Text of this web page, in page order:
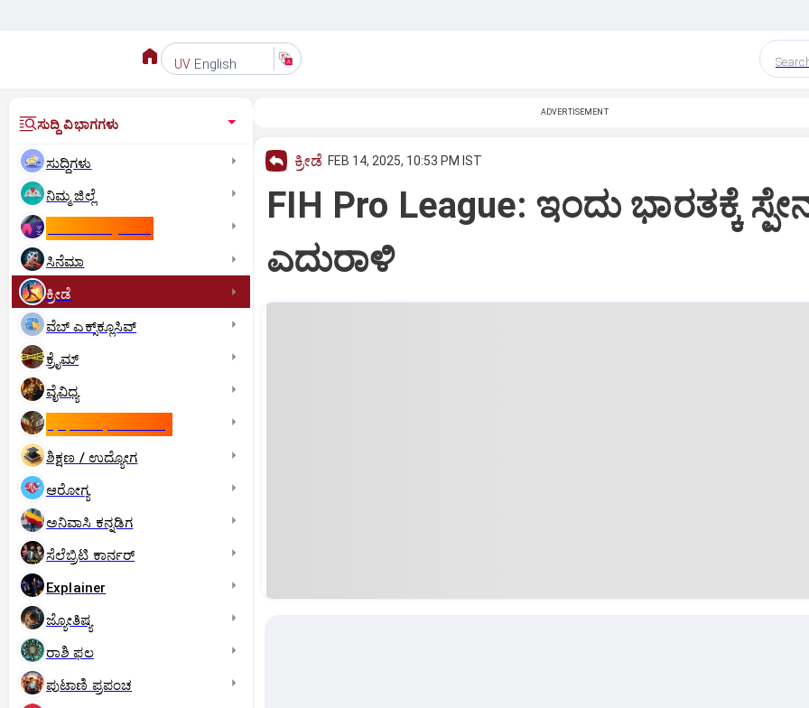
UV English
ಸುದ್ದಿ ವಿಭಾಗಗಳು
ಸುದ್ದಿಗಳು
ನಿಮ್ಮ ಜಿಲ್ಲೆ
ಸಿನೆಮಾ
ಕ್ರೀಡೆ
ವೆಬ್ ಎಕ್ಸ್‌ಕ್ಲೂಸಿವ್
ಕ್ರೈಮ್
ವೈವಿಧ್ಯ
ಶಿಕ್ಷಣ / ಉದ್ಯೋಗ
ಆರೋಗ್ಯ
ಅನಿವಾಸಿ ಕನ್ನಡಿಗ
ಸೆಲೆಬ್ರಿಟಿ ಕಾರ್ನರ್‌
Explainer
ಜ್ಯೋತಿಷ್ಯ
ರಾಶಿ ಫಲ
ಪುಟಾಣಿ ಪ್ರಪಂಚ
ADVERTISEMENT
ಕ್ರೀಡೆ FEB 14, 2025, 10:53 PM IST
FIH Pro League: ಇಂದು ಭಾರತಕ್ಕೆ
ಎದುರಾಳಿ